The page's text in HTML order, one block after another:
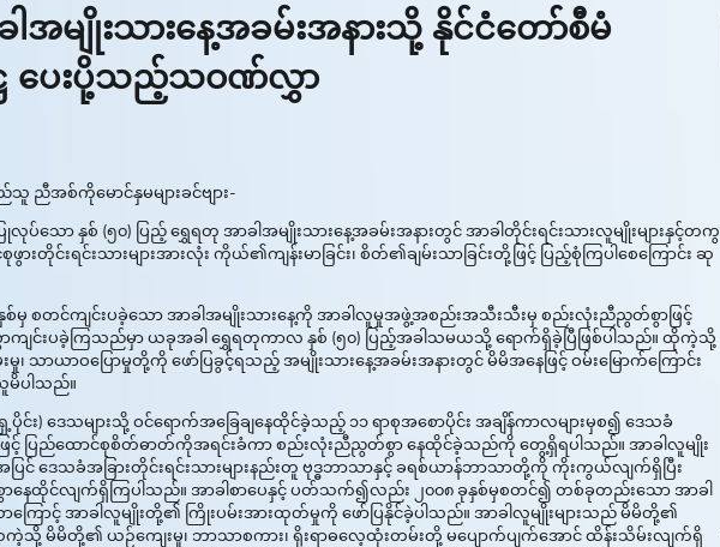
အမျိုးသားနေ့အခမ်းအနားသို့ နိုင်ငံတော်စီမံ
ဌ ပေးပို့သည့်သဝဏ်လွှာ
သူ ညီအစ်ကိုမောင်နှမများခင်ဗျား-
ပ်သော နှစ် (၅၀) ပြည့် ရွှေရတု အာခါအမျိုးသားနေ့အခမ်းအနားတွင် အာခါတိုင်းရင်းသားလူမျိုးများနှင့်တကွ
ားတိုင်းရင်းသားများအားလုံး ကိုယ်၏ကျန်းမာခြင်း၊ စိတ်၏ချမ်းသာခြင်းတို့ဖြင့် ပြည့်စုံကြပါစေကြောင်း ဆု
စ်မှ စတင်ကျင်းပခဲ့သော အာခါအမျိုးသားနေ့ကို အာခါလူမှုအဖွဲ့အစည်းအသီးသီးမှ စည်းလုံးညီညွတ်စွာဖြင့်
ျင်းပခဲ့ကြသည်မှာ ယခုအခါ ရွှေရတုကာလ နှစ် (၅၀) ပြည့်အခါသမယသို့ ရောက်ရှိခဲ့ပြီဖြစ်ပါသည်။ ထိုကဲ့သို့
သာယာဝပြောမှုတို့ကို ဖော်ပြခွင့်ရသည့် အမျိုးသားနေ့အခမ်းအနားတွင် မိမိအနေဖြင့် ဝမ်းမြောက်ကြောင်း
ပါသည်။
ပိုင်း) ဒေသများသို့ ဝင်ရောက်အခြေချနေထိုင်ခဲ့သည့် ၁၁ ရာစုအစောပိုင်း အချိန်ကာလများမှစ၍ ဒေသခံ
ဖြင့် ပြည်ထောင်စုစိတ်ဓာတ်ကိုအရင်းခံကာ စည်းလုံးညီညွတ်စွာ နေထိုင်ခဲ့သည်ကို တွေ့ရှိရပါသည်။ အာခါလူမျိုး
ြင် ဒေသခံအခြားတိုင်းရင်းသားများနည်းတူ ဗုဒ္ဓဘာသာနှင့် ခရစ်ယာန်ဘာသာတို့ကို ကိုးကွယ်လျက်ရှိပြီး
နေထိုင်လျက်ရှိကြပါသည်။ အာခါစာပေနှင့် ပတ်သက်၍လည်း ၂၀၀၈ ခုနှစ်မှစတင်၍ တစ်ခုတည်းသော အာခါ
ြောင့် အာခါလူမျိုးတို့၏ ကြိုးပမ်းအားထုတ်မှုကို ဖော်ပြနိုင်ခဲ့ပါသည်။ အာခါလူမျိုးများသည် မိမိတို့၏
တို့၏ ယဉ်ကျေးမှု၊ ဘာသာစကား၊ ရိုးရာဓလေ့ထုံးတမ်းတို့ မပျောက်ပျက်အောင် ထိန်းသိမ်းလျက်ရှိ